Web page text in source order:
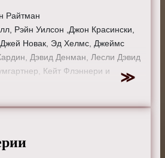
Райтман
Рэйн Уилсон ,Джон Красински,
Новак, Эд Хелмс, Джеймс
Дэвид Денман, Лесли Дэвид
Кейт Флэннери и
3 серию «Офис» бесплатно